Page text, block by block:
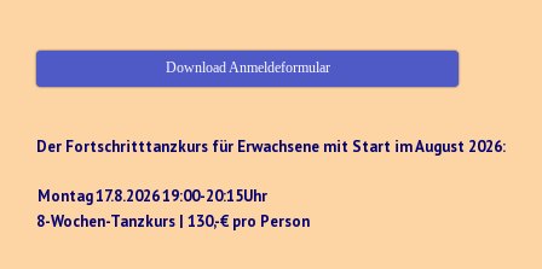
Download Anmeldeformular
Der Fortschritttanzkurs für Erwachsene mit Start im August 2026:
Montag17.8.202619:00-20:15Uhr
8-Wochen-Tanzkurs | 130,-€ pro Person